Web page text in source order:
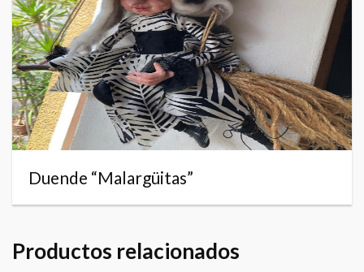
Duende “Malargüitas”
Productos relacionados